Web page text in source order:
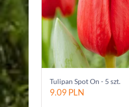
Tulipan Spot On - 5 szt.
9.09PLN